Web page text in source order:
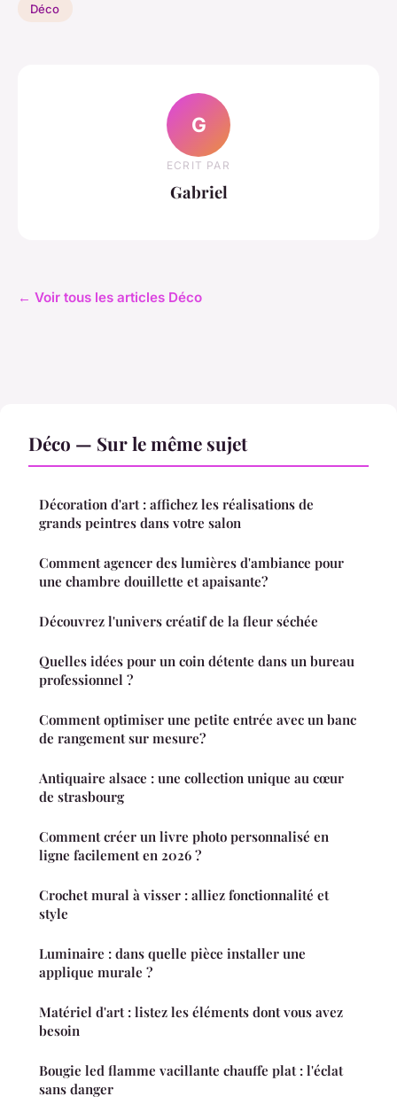
Déco
G
ECRIT PAR
Gabriel
← Voir tous les articles Déco
Déco — Sur le même sujet
Décoration d'art : affichez les réalisations de
grands peintres dans votre salon
Comment agencer des lumières d'ambiance pour
une chambre douillette et apaisante?
Découvrez l'univers créatif de la fleur séchée
Quelles idées pour un coin détente dans un bureau
professionnel ?
Comment optimiser une petite entrée avec un banc
de rangement sur mesure?
Antiquaire alsace : une collection unique au cœur
de strasbourg
Comment créer un livre photo personnalisé en
ligne facilement en 2026 ?
Crochet mural à visser : alliez fonctionnalité et
style
Luminaire : dans quelle pièce installer une
applique murale ?
Matériel d'art : listez les éléments dont vous avez
besoin
Bougie led flamme vacillante chauffe plat : l'éclat
sans danger